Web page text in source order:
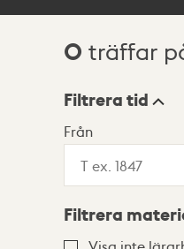
0 träffar
Visningsläge
Lista
Filtrera tid
Från
Filtrera